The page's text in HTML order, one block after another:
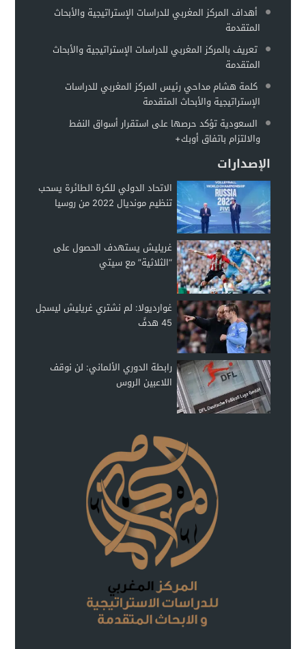
00:11 وزير الخارجية الروسي: أوكرانيا تخطط لاستعادة سلاحها النووية
غريليش يستهدف الحصول على “الثلاثية” مع سيتي
أهداف المركز المغربي للدراسات الإستراتيجية والأبحاث
المتقدمة
تعريف بالمركز المغربي للدراسات الإستراتيجية والأبحاث
المتقدمة
كلمة هشام مداحي رئيس المركز المغربي للدراسات
الإستراتيجية والأبحاث المتقدمة
السعودية تؤكد حرصها على استقرار أسواق النفط
والالتزام باتفاق أوبك+
الإصدارات
الاتحاد الدولي للكرة الطائرة يسحب
تنظيم مونديال 2022 من روسيا
غريليش يستهدف الحصول على
“الثلاثية” مع سيتي
غوارديولا: لم نشتري غريليش ليسجل
45 هدفً
رابطة الدوري الألماني: لن نوقف
اللاعبين الروس